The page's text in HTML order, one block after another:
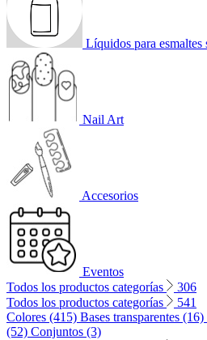
Líquidos para esmaltes
Nail Art
Accesorios
Eventos
Todos los productos categorías
306
Todos los productos categorías
541
Colores (415) Bases transparentes (16)
(52) Conjuntos (3)